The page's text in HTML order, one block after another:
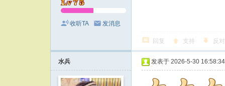
收听TA 发消息
回复 支持 反对
水兵 发表于 2026-5-30 16:58:34